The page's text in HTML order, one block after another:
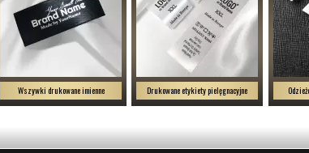
Wszywki drukowane imienne Drukowane etykiety pielęgnacyjne